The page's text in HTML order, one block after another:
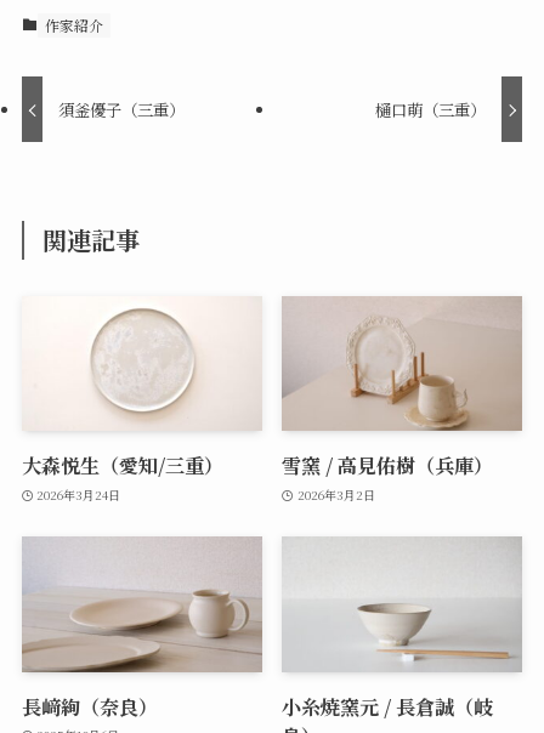
作家紹介
須釜優子（三重） 樋口萌（三重）
関連記事
大森悦生（愛知/三重）
2026年3月24日
雪窯 / 高見佑樹（兵庫）
2026年3月2日
長﨑絢（奈良）
小糸焼窯元 / 長倉誠（岐